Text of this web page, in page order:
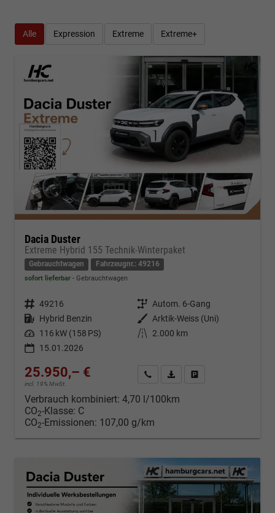
Alle Expression Extreme Extreme+
Dacia Duster
Extreme Hybrid 155 Technik-Winterpaket
Gebrauchtwagen Fahrzeugnr.: 49216
sofort lieferbar Gebrauchtwagen
Fahrzeugnr. 49216 Getriebe Autom. 6-Gang
Kraftstoff Hybrid Benzin Außenfarbe
Arktik-Weiss (Uni)
Leistung 116 kW (158 PS) Kilometerstand
2.000 km
15.01.2026
25.950,– €
incl. 19% MwSt.
Kontakt & Angebot anfordern
PDF-Datei, Fahrzeugexposé
Verbrauch kombiniert: 4,70 l/100km
CO2-Klasse: C
CO2-Emissionen: 107,00 g/km